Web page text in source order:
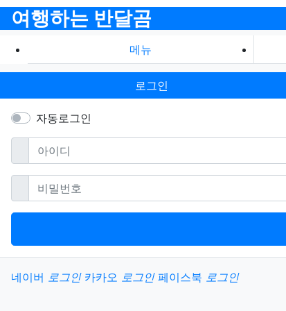
여행하는 반달곰
메뉴
로그인
자동로그인
아이디필수
비밀번호필수
소셜계정으로 로그인
네이버 로그인 카카오 로그인 페이스북 로그인